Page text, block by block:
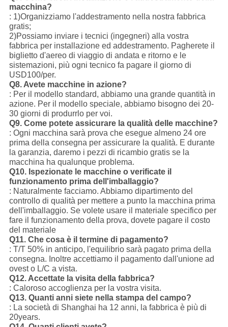
macchina?
: 1)Organizziamo l'addestramento nella nostra fabbrica
gratis;
2)Possiamo inviare i tecnici (ingegneri) alla vostra
fabbrica per installazione ed addestramento. Pagherete il
biglietto d'aereo di viaggio di andata e ritorno e le
sistemazioni, più ogni tecnico fa pagare il giorno di
USD100/per.
Q8. Avete macchine in azione?
: Per il modello standard, abbiamo una grande quantità in
azione. Per il modello speciale, abbiamo bisogno dei 20-
30 giorni di produrrlo per voi.
Q9. Come potete assicurare la qualità delle macchine?
: Ogni macchina sarà prova che esegue almeno 24 ore
prima della consegna per assicurare la qualità. E durante
la garanzia, daremo i pezzi di ricambio gratis se la
macchina ha qualunque problema.
Q10. Ispezionate le macchine o verificate il
funzionamento prima dell'imballaggio?
: Naturalmente facciamo. Abbiamo dipartimento del
controllo di qualità per mettere a punto la macchina prima
dell'imballaggio. Se volete usare il materiale specifico per
fare il funzionamento della prova, dovete pagare il costo
del materiale
Q11. Che cosa è il termine di pagamento?
: T/T 50% in anticipo, l'equilibrio sarà pagato prima della
consegna. Inoltre accettiamo il pagamento dall'unione ad
ovest o L/C a vista.
Q12. Accettate la visita della fabbrica?
: Caloroso accoglienza per la vostra visita.
Q13. Quanti anni siete nella stampa del campo?
: La società di Shanghai ha 12 anni, la fabbrica è più di
20years.